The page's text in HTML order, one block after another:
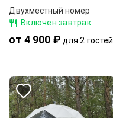
Двухместный номер
Включен завтрак
от 4 900 ₽ для 2 гостей